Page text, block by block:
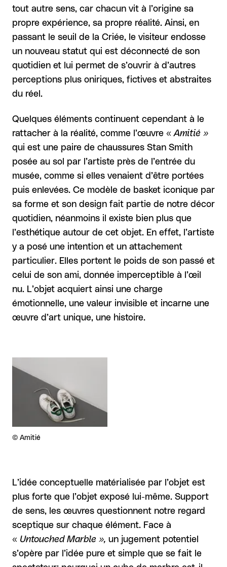
tout autre sens, car chacun vit à l’origine sa
propre expérience, sa propre réalité. Ainsi, en
passant le seuil de la Criée, le visiteur endosse
un nouveau statut qui est déconnecté de son
quotidien et lui permet de s’ouvrir à d’autres
perceptions plus oniriques, fictives et abstraites
du réel.
Quelques éléments continuent cependant à le
rattacher à la réalité, comme l’œuvre «Amitié »
qui est une paire de chaussures Stan Smith
posée au sol par l’artiste près de l’entrée du
musée, comme si elles venaient d’être portées
puis enlevées. Ce modèle de basket iconique par
sa forme et son design fait partie de notre décor
quotidien, néanmoins il existe bien plus que
l’esthétique autour de cet objet. En effet, l’artiste
y a posé une intention et un attachement
particulier. Elles portent le poids de son passé et
celui de son ami, donnée imperceptible à l’œil
nu. L’objet acquiert ainsi une charge
émotionnelle, une valeur invisible et incarne une
œuvre d’art unique, une histoire.
Agrandir
Droits réservés :
© Amitié
L’idée conceptuelle matérialisée par l’objet est
plus forte que l’objet exposé lui-même. Support
de sens, les œuvres questionnent notre regard
sceptique sur chaque élément. Face à
« Untouched Marble », un jugement potentiel
s’opère par l’idée pure et simple que se fait le